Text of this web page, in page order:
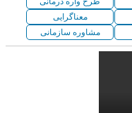
معناگرایی
مشاوره سازمانی